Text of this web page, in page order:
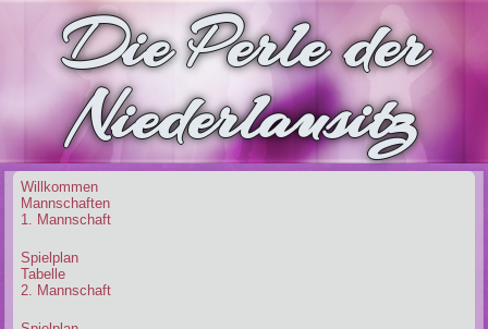
Die Perle der
Niederlausitz
Willkommen
Mannschaften
1. Mannschaft
Spielplan
Tabelle
2. Mannschaft